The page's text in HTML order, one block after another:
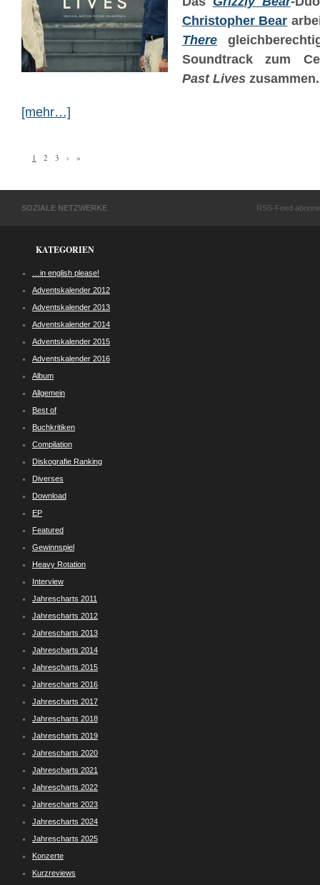
Christopher Bear
There
Soundtrack zum
Past Lives zusammen.
[mehr…]
1 2 3 › »
SOZIALE NETZWERKE RSS-Feed
KATEGORIEN
…in english please!
Adventskalender 2012
Adventskalender 2013
Adventskalender 2014
Adventskalender 2015
Adventskalender 2016
Album
Allgemein
Best of
Buchkritiken
Compilation
Diskografie Ranking
Diverses
Download
EP
Featured
Gewinnspiel
Heavy Rotation
Interview
Jahrescharts 2011
Jahrescharts 2012
Jahrescharts 2013
Jahrescharts 2014
Jahrescharts 2015
Jahrescharts 2016
Jahrescharts 2017
Jahrescharts 2018
Jahrescharts 2019
Jahrescharts 2020
Jahrescharts 2021
Jahrescharts 2022
Jahrescharts 2023
Jahrescharts 2024
Jahrescharts 2025
Konzerte
Kurzreviews